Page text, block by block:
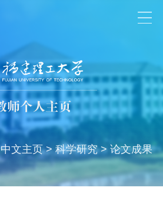
中文主页>科学研究>论文成果